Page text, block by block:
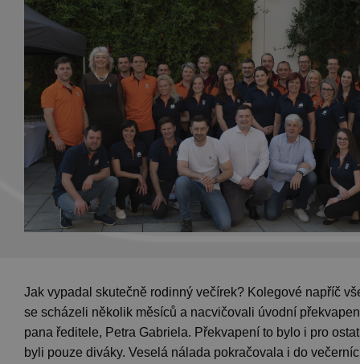
Jak vypadal skutečně rodinný večírek? Kolegové napříč
se scházeli několik měsíců a nacvičovali úvodní
pana ředitele, Petra Gabriela. Překvapení to bylo i pro
byli pouze diváky. Veselá nálada pokračovala i do